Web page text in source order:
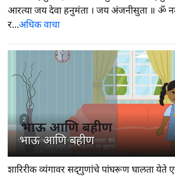
आरत्या जय देवा हनुमंता । जय अंजनीसुता ॥ ॐ
र...अधिक वाचा
2
भाऊ आणि बहीण
शारिरीक व्यंगावर सद्‍गुणांचे पांघरूण घालता येते